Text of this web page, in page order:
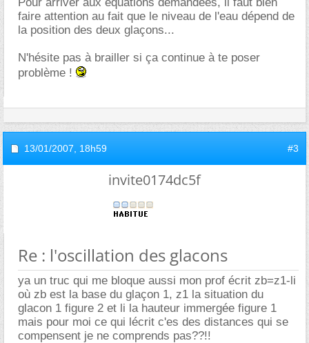
faire attention au fait que le niveau de l'eau dépend de
la position des deux glaçons...
N'hésite pas à brailler si ça continue à te poser
problème !
13/01/2007, 18h59 #3
invite0174dc5f
Re : l'oscillation des glacons
ya un truc qui me bloque aussi mon prof écrit zb=z1-li
où zb est la base du glaçon 1, z1 la situation du
glacon 1 figure 2 et li la hauteur immergée figure 1
mais pour moi ce qui lécrit c'es des distances qui se
compensent je ne comprends pas??!!